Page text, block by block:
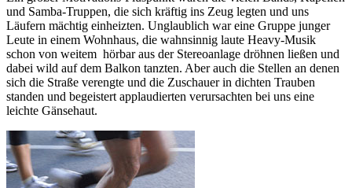
und Samba-Truppen, die sich kräftig ins Zeug legten und uns
Läufern mächtig einheizten. Unglaublich war eine Gruppe junger
Leute in einem Wohnhaus, die wahnsinnig laute Heavy-Musik
schon von weitem hörbar aus der Stereoanlage dröhnen ließen und
dabei wild auf dem Balkon tanzten. Aber auch die Stellen an denen
sich die Straße verengte und die Zuschauer in dichten Trauben
standen und begeistert applaudierten verursachten bei uns eine
leichte Gänsehaut.